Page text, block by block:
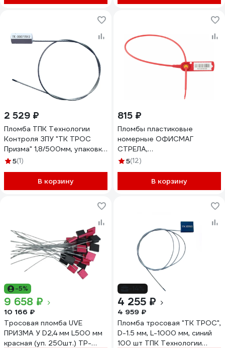
2 529 ₽
Пломба ТПК Технологии
Контроля ЗПУ "ТК ТРОС
Призма" 1,8/500мм, упаковка
100 шт. 24124
5(1)
В корзину
815 ₽
Пломбы пластиковые
номерные ОФИСМАГ
СТРЕЛА,
самофиксирующиеся, длина
КОМПЛЕКТ 50шт 607445
5(12)
В корзину
-5%
9 658 ₽
10 166 ₽
Тросовая пломба UVE
ПРИЗМА У D2,4 мм L500 мм
красная (уп. 250шт.) TP-
4 255 ₽
4 959 ₽
Пломба тросовая "ТК ТРОС",
D-1.5 мм, L-1000 мм, синий
100 шт ТПК Технологии